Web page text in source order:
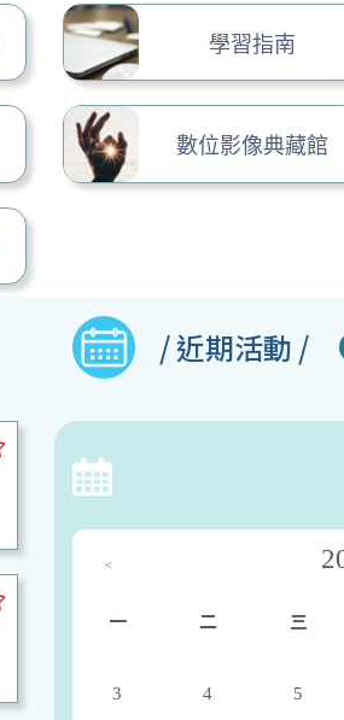
學習指南
數位影像典藏館
/ 近期活動 /
<
一 二 三
3
4 5